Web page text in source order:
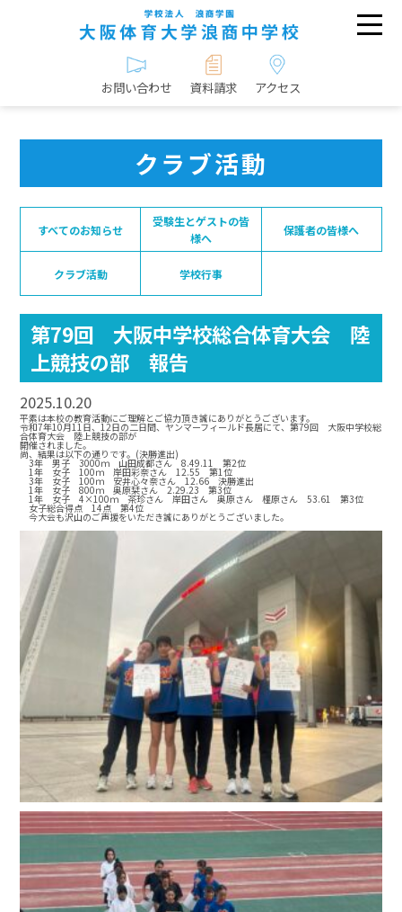
お問い合わせ 資料請求 アクセス
クラブ活動
すべてのお知らせ
受験生とゲストの皆
様へ
保護者の皆様へ
クラブ活動 学校行事
第79回 大阪中学校総合体育大会 陸
上競技の部 報告
2025.10.20
平素は本校の教育活動にご理解とご協力頂き誠にありがとうございます。
令和7年10月11日、12日の二日間、ヤンマーフィールド長居にて、第79回 大阪中学校総
合体育大会 陸上競技の部が
開催されました。
尚、結果は以下の通りです。(決勝進出)
3年 男子 3000ｍ 山田成都さん 8.49.11 第2位
1年 女子 100ｍ 岸田彩奈さん 12.55 第1位
3年 女子 100ｍ 安井心々奈さん 12.66 決勝進出
1年 女子 800ｍ 奥原栞さん 2.29.23 第3位
1年 女子 4×100ｍ 茶珍さん 岸田さん 奥原さん 槿原さん 53.61 第3位
女子総合得点 14点 第4位
今大会も沢山のご声援をいただき誠にありがとうございました。